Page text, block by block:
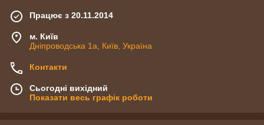
Працює з 20.11.2014
м. Київ
Дніпроводська 1а, Київ, Україна
Контакти
Сьогодні вихідний
Показати весь графік роботи